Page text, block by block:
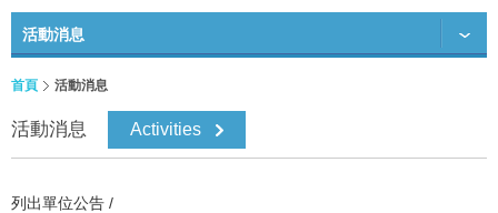
活動消息
首頁 活動消息
活動消息 Activities
列出單位公告 /